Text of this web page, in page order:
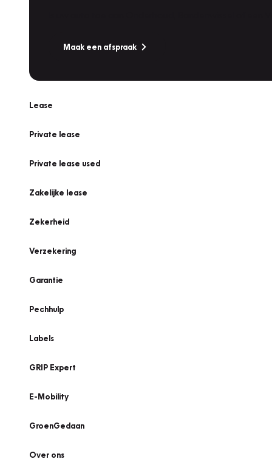
Maak een afspraak
Lease
Private lease
Private lease used
Zakelijke lease
Zekerheid
Verzekering
Garantie
Pechhulp
Labels
GRIP Expert
E-Mobility
GroenGedaan
Over ons